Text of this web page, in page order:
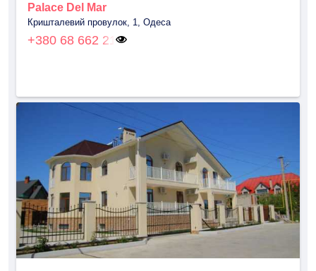
Palace Del Mar
Кришталевий провулок, 1, Одеса
+380 68 662 21